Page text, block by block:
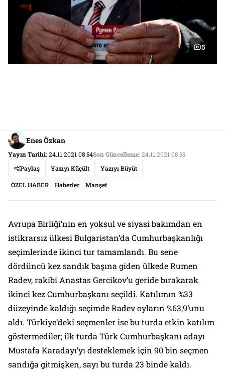
5
Enes Özkan
Yayın Tarihi:24.11.2021 08:54Son Güncelleme:24.11.2021 08:55
Paylaş
Yazıyı Küçült Yazıyı Büyüt
ÖZEL HABER Haberler Manşet
Avrupa Birliği’nin en yoksul ve siyasi bakımdan en
istikrarsız ülkesi Bulgaristan’da Cumhurbaşkanlığı
seçimlerinde ikinci tur tamamlandı. Bu sene
dördüncü kez sandık başına giden ülkede Rumen
Radev, rakibi Anastas Gercikov’u geride bırakarak
ikinci kez Cumhurbaşkanı seçildi. Katılımın %33
düzeyinde kaldığı seçimde Radev oyların %63,9’unu
aldı. Türkiye’deki seçmenler ise bu turda etkin katılım
göstermediler; ilk turda Türk Cumhurbaşkanı adayı
Mustafa Karadayı’yı desteklemek için 90 bin seçmen
sandığa gitmişken, sayı bu turda 23 binde kaldı.